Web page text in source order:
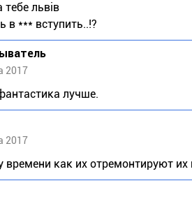
тебе львiв
в *** вступить..!?
2017
лучше.
2017
времени как их отремонтируют